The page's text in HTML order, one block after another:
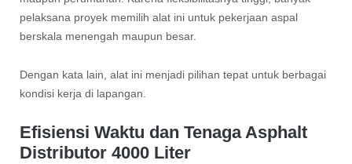
pelaksana proyek memilih alat ini untuk pekerjaan aspal
berskala menengah maupun besar.
Dengan kata lain, alat ini menjadi pilihan tepat untuk berbagai
kondisi kerja di lapangan.
Efisiensi Waktu dan Tenaga Asphalt
Distributor 4000 Liter